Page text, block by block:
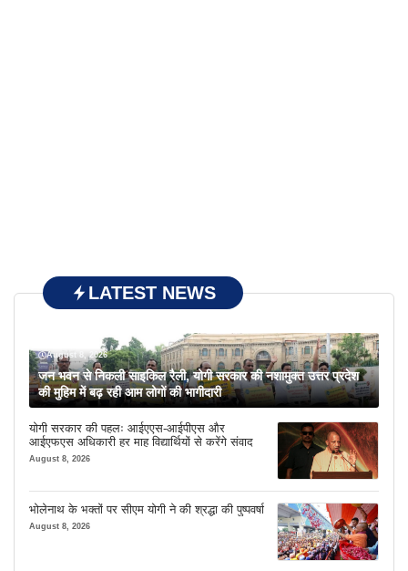
LATEST NEWS
August 8, 2026
जन भवन से निकली साइकिल रैली, योगी सरकार की नशामुक्त उत्तर प्रदेश
की मुहिम में बढ़ रही आम लोगों की भागीदारी
योगी सरकार की पहलः आईएएस-आईपीएस और
आईएफएस अधिकारी हर माह विद्यार्थियों से करेंगे संवाद
August 8, 2026
भोलेनाथ के भक्तों पर सीएम योगी ने की श्रद्धा की पुष्पवर्षा
August 8, 2026